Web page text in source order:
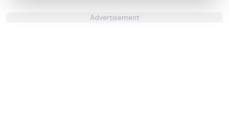
Advertisement